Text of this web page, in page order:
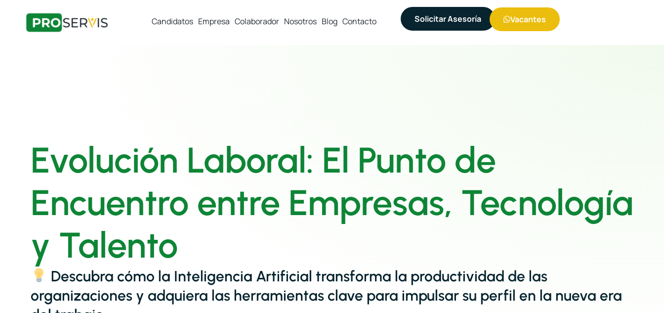
Candidatos Empresa Colaborador Nosotros Blog Contacto Solicitar Asesoría Vacantes
Evolución Laboral: El Punto de
Encuentro entre Empresas, Tecnología
y Talento
Descubra cómo la Inteligencia Artificial transforma la productividad de las
organizaciones y adquiera las herramientas clave para impulsar su perfil en la nueva era